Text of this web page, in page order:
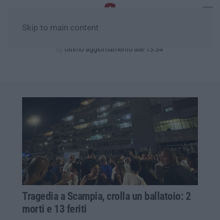
Skip to main content
Ultimo aggiornamento alle 13:34
Tragedia a Scampia, crolla un ballatoio: 2
morti e 13 feriti